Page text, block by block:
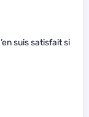
suis satisfait si